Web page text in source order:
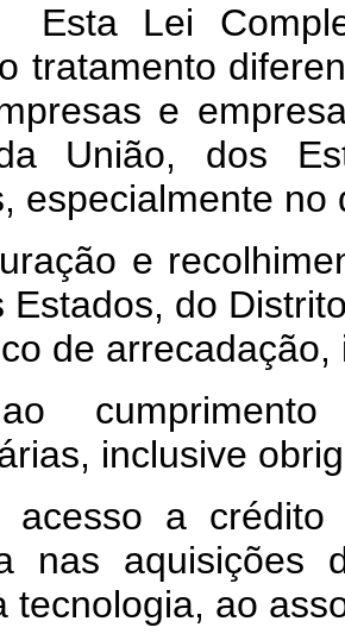
Lei
tratamento
e
União, dos
especialmente no
e
Estados, do
de
cumprimento
inclusive
a crédito
nas aquisições
tecnologia, ao